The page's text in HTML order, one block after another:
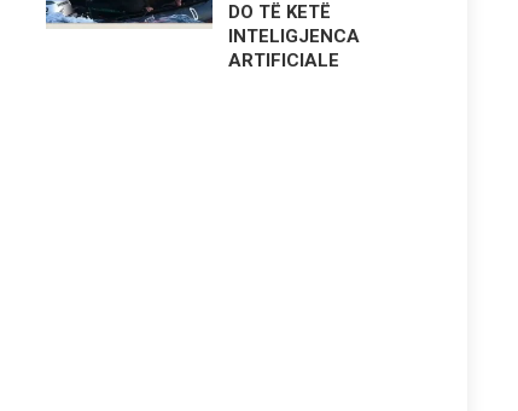
DO TË KETË
INTELIGJENCA
ARTIFICIALE